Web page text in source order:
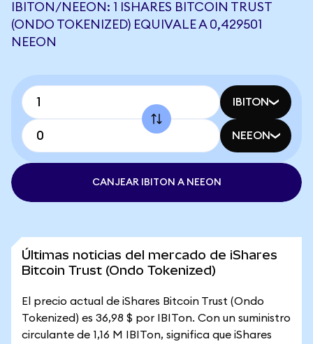
IBITON/NEEON: 1 ISHARES BITCOIN TRUST
(ONDO TOKENIZED) EQUIVALE A 0,429501
NEEON
IBITON
NEEON
CANJEAR IBITON A NEEON
Últimas noticias del mercado de iShares
Bitcoin Trust (Ondo Tokenized)
El precio actual de iShares Bitcoin Trust (Ondo
Tokenized) es 36,98 $ por IBITon. Con un suministro
circulante de 1,16 M IBITon, significa que iShares